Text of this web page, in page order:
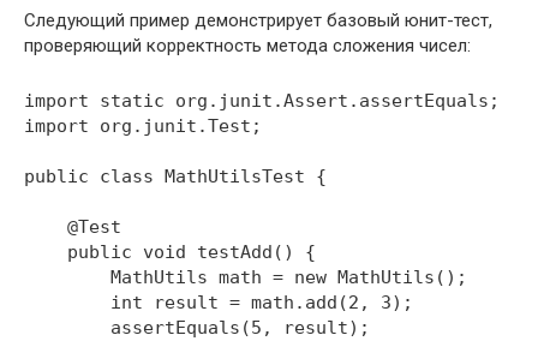
Следующий пример демонстрирует базовый юнит-тест,
проверяющий корректность метода сложения чисел:
import static org.junit.Assert.assertEquals;
import org.junit.Test;
public class MathUtilsTest {
    @Test
    public void testAdd() {
        MathUtils math = new MathUtils();
        int result = math.add(2, 3);
        assertEquals(5, result);